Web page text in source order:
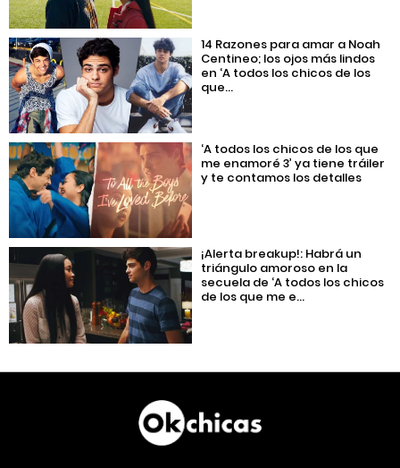
14 Razones para amar a Noah
Centineo; los ojos más lindos
en ‘A todos los chicos de los
que...
‘A todos los chicos de los que
me enamoré 3’ ya tiene tráiler
y te contamos los detalles
¡Alerta breakup!: Habrá un
triángulo amoroso en la
secuela de ‘A todos los chicos
de los que me e...